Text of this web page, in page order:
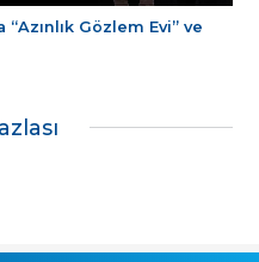
Gözlem Evi” ve